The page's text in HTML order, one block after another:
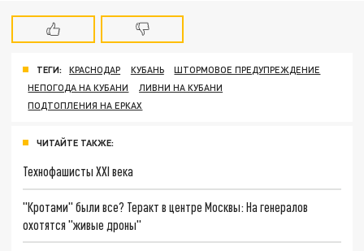
ТЕГИ: КРАСНОДАР КУБАНЬ
ШТОРМОВОЕ ПРЕДУПРЕЖДЕНИЕ
НЕПОГОДА НА КУБАНИ
ЛИВНИ НА КУБАНИ
ПОДТОПЛЕНИЯ НА ЕРКАХ
ЧИТАЙТЕ ТАКЖЕ:
Технофашисты XXI века
"Кротами" были все? Теракт в центре Москвы: На генералов
охотятся "живые дроны"